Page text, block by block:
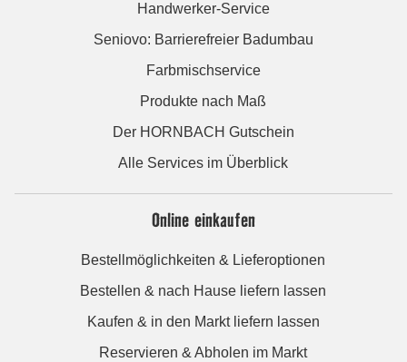
Handwerker-Service
Seniovo: Barrierefreier Badumbau
Farbmischservice
Produkte nach Maß
Der HORNBACH Gutschein
Alle Services im Überblick
Online einkaufen
Bestellmöglichkeiten & Lieferoptionen
Bestellen & nach Hause liefern lassen
Kaufen & in den Markt liefern lassen
Reservieren & Abholen im Markt